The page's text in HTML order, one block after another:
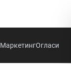
МаркетингОгласи